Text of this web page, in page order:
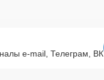
e-mail, Телеграм, ВК